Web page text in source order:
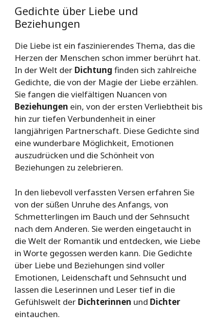
Gedichte über Liebe und
Beziehungen
Die Liebe ist ein faszinierendes Thema, das die
Herzen der Menschen schon immer berührt hat.
In der Welt der Dichtung finden sich zahlreiche
Gedichte, die von der Magie der Liebe erzählen.
Sie fangen die vielfältigen Nuancen von
Beziehungen ein, von der ersten Verliebtheit bis
hin zur tiefen Verbundenheit in einer
langjährigen Partnerschaft. Diese Gedichte sind
eine wunderbare Möglichkeit, Emotionen
auszudrücken und die Schönheit von
Beziehungen zu zelebrieren.
In den liebevoll verfassten Versen erfahren Sie
von der süßen Unruhe des Anfangs, von
Schmetterlingen im Bauch und der Sehnsucht
nach dem Anderen. Sie werden eingetaucht in
die Welt der Romantik und entdecken, wie Liebe
in Worte gegossen werden kann. Die Gedichte
über Liebe und Beziehungen sind voller
Emotionen, Leidenschaft und Sehnsucht und
lassen die Leserinnen und Leser tief in die
Gefühlswelt der Dichterinnen und Dichter
eintauchen.